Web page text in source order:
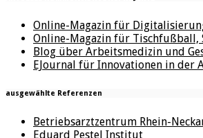
Online-Magazin für
Online-Magazin für
Blog über Arbeitsmedizin und
EJournal für Innovationen in der
ausgewählte Referenzen
Betriebsarztzentrum Rhein-
Eduard Pestel Institut